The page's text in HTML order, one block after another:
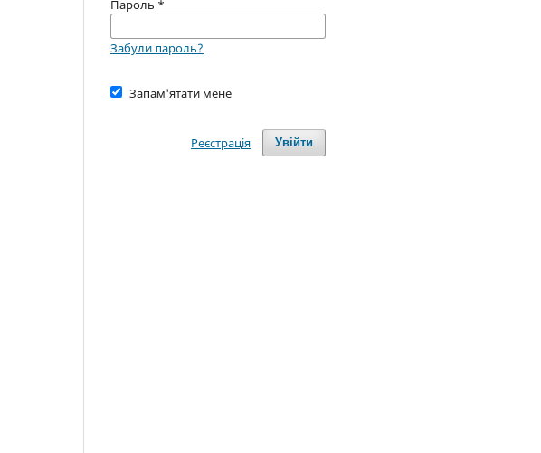
Пароль *
Забули пароль?
Запам'ятати мене
Увійти
Реєстрація